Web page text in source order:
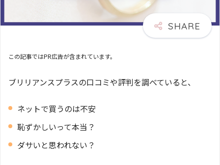
この記事ではPR広告が含まれています。
ブリリアンスプラスの口コミや評判を調べていると、
ネットで買うのは不安
恥ずかしいって本当？
ダサいと思われない？